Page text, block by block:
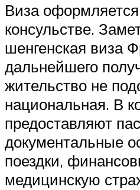
Виза
консульстве.
шенгенская виза
дальнейшего
жительство не
национальная. В
предоставляют
документальные
поездки,
медицинскую